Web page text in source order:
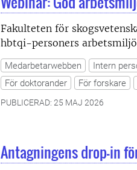
Fakulteten för
hbtqi-personers
Medarbetarwebben Intern
För doktorander
För forskare
PUBLICERAD: 25 MAJ 2026
Antagningens drop-in